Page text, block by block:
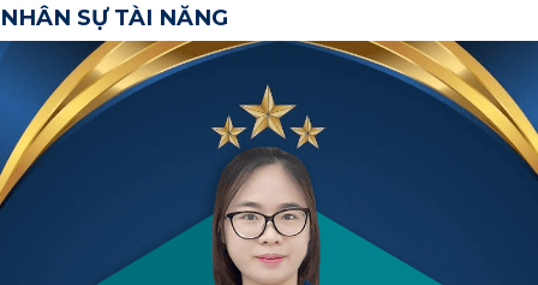
NHÂN SỰ TÀI NĂNG